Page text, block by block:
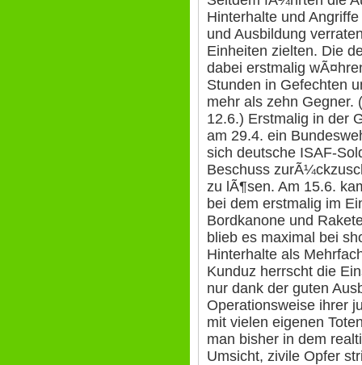
Hinterhalte und
und Ausbildung
Einheiten zielten. Die
dabei erstmalig
Stunden in Gefechten
mehr als zehn Gegner.
12.6.) Erstmalig in der
am 29.4. ein
sich deutsche ISAF-
Beschuss
zu lÃ¶sen. Am 15.6.
bei dem erstmalig im
Bordkanone und
blieb es maximal bei
Hinterhalte als
Kunduz herrscht die
nur dank der guten
Operationsweise ihrer
mit vielen eigenen
man bisher in dem
Umsicht, zivile Opfer